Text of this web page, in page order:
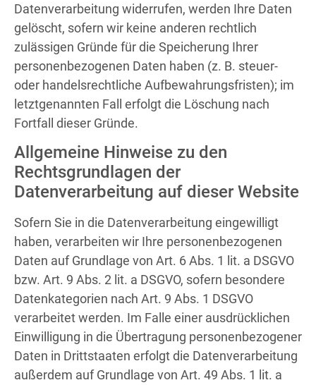
Datenverarbeitung widerrufen, werden Ihre Daten
gelöscht, sofern wir keine anderen rechtlich
zulässigen Gründe für die Speicherung Ihrer
personenbezogenen Daten haben (z. B. steuer-
oder handelsrechtliche Aufbewahrungsfristen); im
letztgenannten Fall erfolgt die Löschung nach
Fortfall dieser Gründe.
Allgemeine Hinweise zu den
Rechtsgrundlagen der
Datenverarbeitung auf dieser Website
Sofern Sie in die Datenverarbeitung eingewilligt
haben, verarbeiten wir Ihre personenbezogenen
Daten auf Grundlage von Art. 6 Abs. 1 lit. a DSGVO
bzw. Art. 9 Abs. 2 lit. a DSGVO, sofern besondere
Datenkategorien nach Art. 9 Abs. 1 DSGVO
verarbeitet werden. Im Falle einer ausdrücklichen
Einwilligung in die Übertragung personenbezogener
Daten in Drittstaaten erfolgt die Datenverarbeitung
außerdem auf Grundlage von Art. 49 Abs. 1 lit. a